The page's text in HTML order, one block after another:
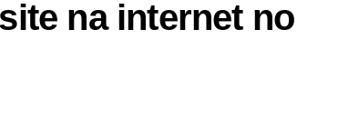
na internet no